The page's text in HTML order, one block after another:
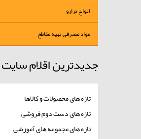
انواع ترازو
مواد مصرفی تهیه مقاطع
جدیدترین اقلام سایت
تازه های محصولات و کالاها
تازه های دست دوم فروشی
تازه های مجموعه های آموزشی